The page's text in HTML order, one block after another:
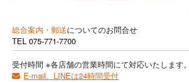
総合案内・郵送についてのお問合せ
TEL 075-771-7700
受付時間 ※各店舗の営業時間にて対応いたします。
E-mail、LINEは24時間受付